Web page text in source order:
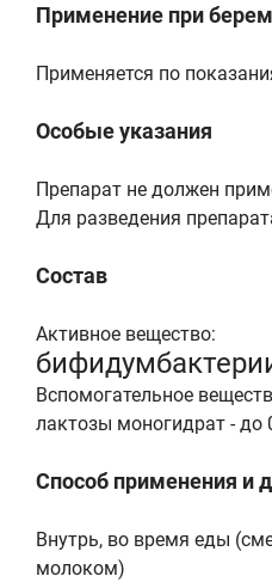
Применение при
Применяется по
Особые указания
Препарат не должен
Для разведения
Состав
Активное вещество:
Вспомогательное
лактозы моногидрат - до
Способ применения и
Внутрь, во время еды
молоком)